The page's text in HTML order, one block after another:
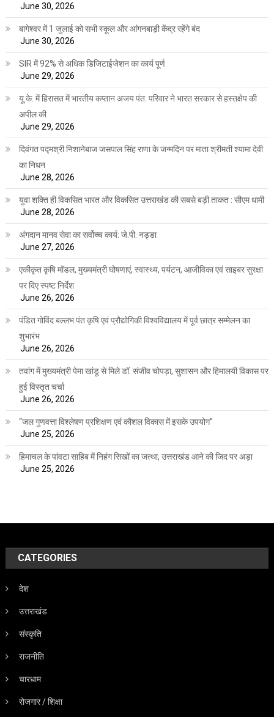
June 30, 2026
बागेश्वर में 1 जुलाई को सभी स्कूल और आंगनबाड़ी केंद्र रहेंगे बंद
June 30, 2026
SIR में 92% से अधिक डिजिटाईजेशन का कार्य पूर्ण
June 29, 2026
यू.के. में हिरासत में भारतीय कप्तान अजय पंत: परिवार ने भारत सरकार से हस्तक्षेप की
अपील की
June 29, 2026
दिवंगत पद्मश्री निशानेबाज जसपाल सिंह राणा के जन्मदिन पर माता श्रीमती श्यामा देवी
का निधन
June 28, 2026
युवा शक्ति ही विकसित भारत और विकसित उत्तराखंड की सबसे बड़ी ताकत : सीएम धामी
June 28, 2026
अंगदान मानव सेवा का सर्वोच्च कार्य: जे.पी. नड्डा
June 27, 2026
एकीकृत कृषि मॉडल, मुख्यमंत्री घोषणाएं, स्वास्थ्य, पर्यटन, आजीविका एवं साइबर सुरक्षा
पर दिए स्पष्ट निर्देश
June 26, 2026
पंडित गोविंद बल्लभ पंत कृषि एवं प्रौद्योगिकी विश्वविद्यालय में पूर्व छात्र सम्मेलन का
शुभारंभ
June 26, 2026
तवांग में मुख्यमंत्री पेमा खांडू से मिले डॉ. संजीव चोपड़ा, सुशासन और हिमालयी विकास पर
हुई विस्तृत चर्चा
June 26, 2026
“जल गुणवत्ता विश्लेषण प्रशिक्षण एवं कौशल विकास में इसके उपयोग”
June 25, 2026
हिमाचल के पांवटा साहिब में निहंग सिखों का जत्था, उत्तराखंड आने की जिद पर अड़ा
June 25, 2026
CATEGORIES
देश
उत्तराखंड
संस्कृति
राजनीति
चारधाम
रोजगार / शिक्षा